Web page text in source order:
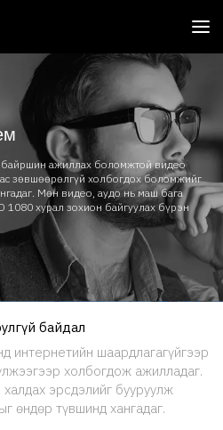
байршин ажиллах боломжтой видео
зөвшөөрөлгүй холбогдох боломжийг
Мөн видео, аудо нь маш бага
1080 хурал зохион байгуулах бүрэн
байдал
интернетийн шаардлагагүйгээр
холбогдож ажилладаг.
эрсдэлийг бууруулж
өндөр түвшинд хангадаг.